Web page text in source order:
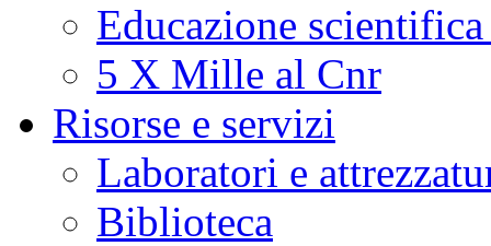
Educazione
5 X Mille al Cnr
Risorse e servizi
Laboratori e
Biblioteca